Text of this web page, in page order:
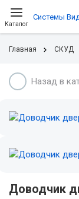
Каталог
Системы
Главная СКУД
Назад в
Доводчик